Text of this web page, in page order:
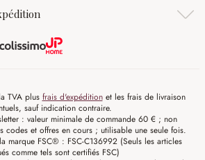
TVA plus frais d'expéditionet les frais de livraison
sauf indication contraire.
: valeur minimale de commande 60 € ; non
codes et offres en cours ; utilisable une seule fois.
marque FSC® : FSC-C136992 (Seuls les articles
comme tels sont certifiés FSC)